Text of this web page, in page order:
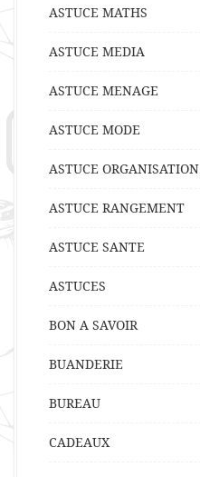
ASTUCE MATHS
ASTUCE MEDIA
ASTUCE MENAGE
ASTUCE MODE
ASTUCE ORGANISATION
ASTUCE RANGEMENT
ASTUCE SANTE
ASTUCES
BON A SAVOIR
BUANDERIE
BUREAU
CADEAUX